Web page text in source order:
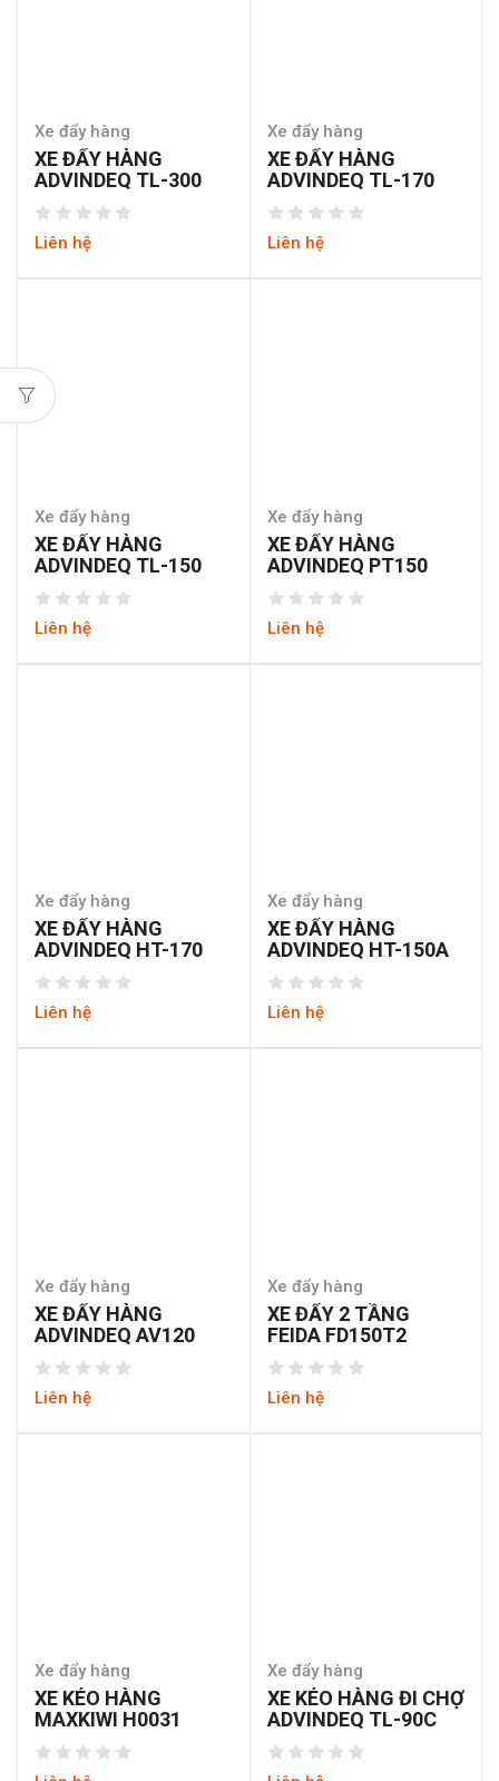
Xe đẩy hàng
XE ĐẨY HÀNG
ADVINDEQ TL-300
Liên hệ
Xe đẩy hàng
XE ĐẨY HÀNG
ADVINDEQ TL-170
Liên hệ
Xe đẩy hàng
XE ĐẨY HÀNG
ADVINDEQ TL-150
Liên hệ
Xe đẩy hàng
XE ĐẨY HÀNG
ADVINDEQ PT150
Liên hệ
Xe đẩy hàng
XE ĐẨY HÀNG
ADVINDEQ HT-170
Liên hệ
Xe đẩy hàng
XE ĐẨY HÀNG
ADVINDEQ HT-150A
Liên hệ
Xe đẩy hàng
XE ĐẨY HÀNG
ADVINDEQ AV120
Liên hệ
Xe đẩy hàng
XE ĐẨY 2 TẦNG
FEIDA FD150T2
Liên hệ
Xe đẩy hàng
XE KÉO HÀNG
MAXKIWI H0031
Xe đẩy hàng
XE KÉO HÀNG ĐI CHỢ
ADVINDEQ TL-90C